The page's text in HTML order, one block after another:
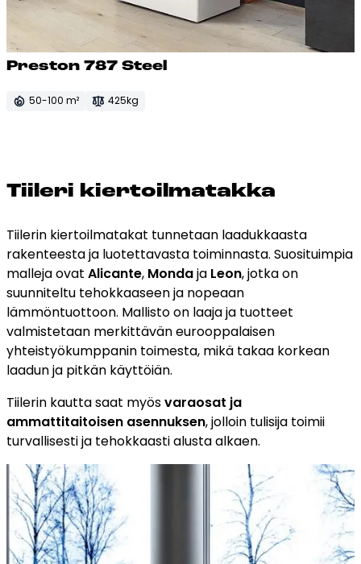
Pres­ton 787 Steel
50-100 m² 425kg
Tii­le­ri kier­toil­ma­tak­ka
Tiilerin kiertoilmatakat tunnetaan laadukkaasta
rakenteesta ja luotettavasta toiminnasta. Suosituimpia
malleja ovat Alicante, Mondaja Leon, jotka on
suunniteltu tehokkaaseen ja nopeaan
lämmöntuottoon. Mallisto on laaja ja tuotteet
valmistetaan merkittävän eurooppalaisen
yhteistyökumppanin toimesta, mikä takaa korkean
laadun ja pitkän käyttöiän.
Tiilerin kautta saat myösvaraosat ja
ammattitaitoisen asennuksen, jolloin tulisija toimii
turvallisesti ja tehokkaasti alusta alkaen.